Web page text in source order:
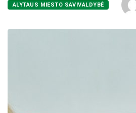
ALYTAUS MIESTO SAVIVALDYBĖ